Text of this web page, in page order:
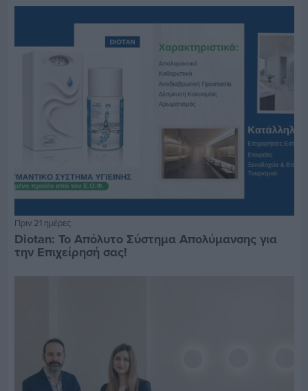
Πριν 21 ημέρες
Diotan: Το Απόλυτο Σύστημα Απολύμανσης για
την Επιχείρησή σας!